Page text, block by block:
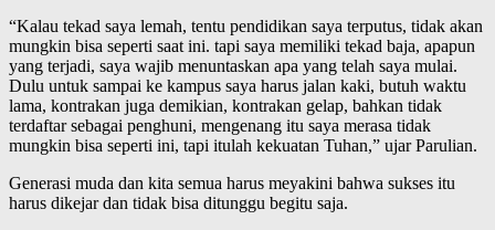
“Kalau tekad saya lemah, tentu pendidikan saya terputus, tidak akan
mungkin bisa seperti saat ini. tapi saya memiliki tekad baja, apapun
yang terjadi, saya wajib menuntaskan apa yang telah saya mulai.
Dulu untuk sampai ke kampus saya harus jalan kaki, butuh waktu
lama, kontrakan juga demikian, kontrakan gelap, bahkan tidak
terdaftar sebagai penghuni, mengenang itu saya merasa tidak
mungkin bisa seperti ini, tapi itulah kekuatan Tuhan,” ujar Parulian.
Generasi muda dan kita semua harus meyakini bahwa sukses itu
harus dikejar dan tidak bisa ditunggu begitu saja.